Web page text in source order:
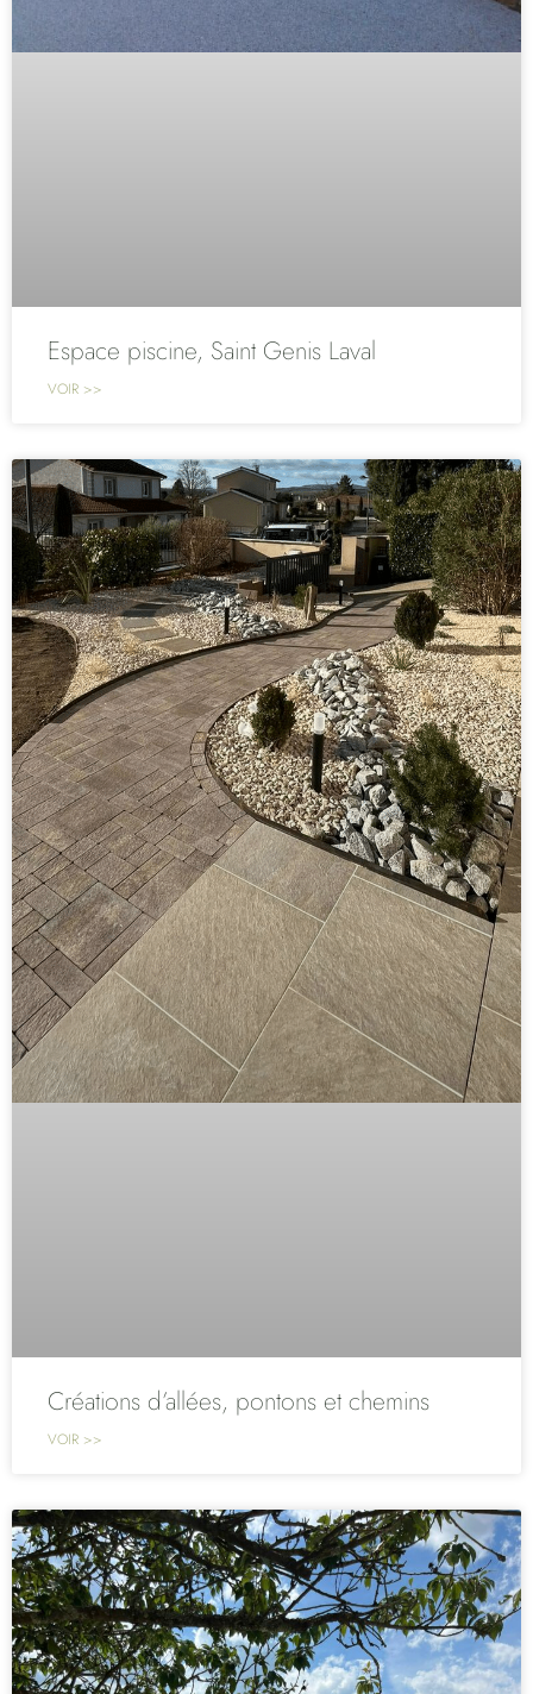
Espace piscine, Saint Genis Laval
VOIR >>
Créations d’allées, pontons et chemins
VOIR >>